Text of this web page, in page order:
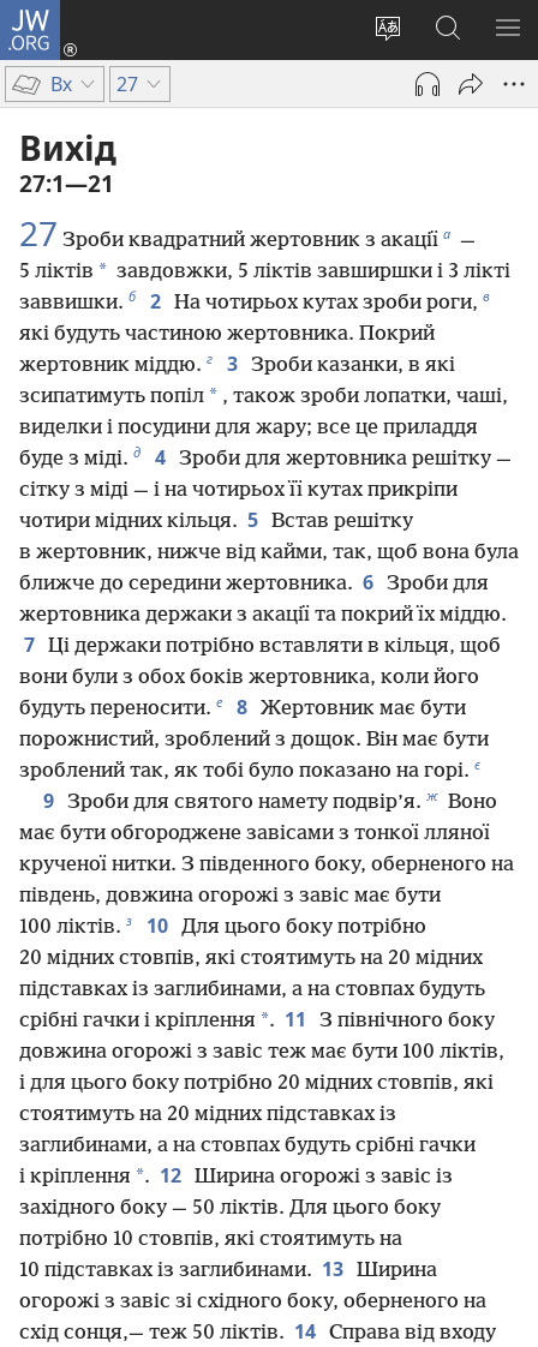
JW.ORG
Змінити
мову
сайту
Увійти
(відкривається
новому
Пошук
на
сайті
Вх 27
Вихід
27:1—21
27 Зроби квадратний жертовник з акації а —
5 ліктів * завдовжки, 5 ліктів завширшки і 3 лікті
заввишки. б 2 На чотирьох кутах зроби роги, в
які будуть частиною жертовника. Покрий
жертовник міддю. г 3 Зроби казанки, в які
зсипатимуть попіл * , також зроби лопатки, чаші,
виделки і посудини для жару; все це приладдя
буде з міді. д 4 Зроби для жертовника решітку —
сітку з міді — і на чотирьох її кутах прикріпи
чотири мідних кільця. 5 Встав решітку
в жертовник, нижче від кайми, так, щоб вона була
ближче до середини жертовника. 6 Зроби для
жертовника держаки з акації та покрий їх міддю.
7 Ці держаки потрібно вставляти в кільця, щоб
вони були з обох боків жертовника, коли його
будуть переносити. е 8 Жертовник має бути
порожнистий, зроблений з дощок. Він має бути
зроблений так, як тобі було показано на горі. є
9 Зроби для святого намету подвір’я. ж Воно
має бути обгороджене завісами з тонкої лляної
крученої нитки. З південного боку, оберненого на
південь, довжина огорожі з завіс має бути
100 ліктів. з 10 Для цього боку потрібно
20 мідних стовпів, які стоятимуть на 20 мідних
підставках із заглибинами, а на стовпах будуть
срібні гачки і кріплення *. 11
З північного боку
довжина огорожі з завіс теж має бути 100 ліктів,
і для цього боку потрібно 20 мідних стовпів, які
стоятимуть на 20 мідних підставках із
заглибинами, а на стовпах будуть срібні гачки
і кріплення *. 12 Ширина огорожі з завіс із
західного боку — 50 ліктів. Для цього боку
потрібно 10 стовпів, які стоятимуть на
10 підставках із заглибинами. 13 Ширина
огорожі з завіс зі східного боку, оберненого на
схід сонця,— теж 50 ліктів. 14 Справа від входу